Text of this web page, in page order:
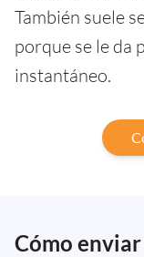
También suele
porque se le da
instantáneo.
Cómo